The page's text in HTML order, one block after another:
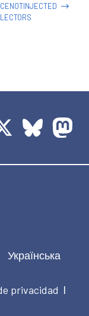
Українська
privacidad |